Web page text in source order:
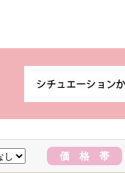
価 格 帯